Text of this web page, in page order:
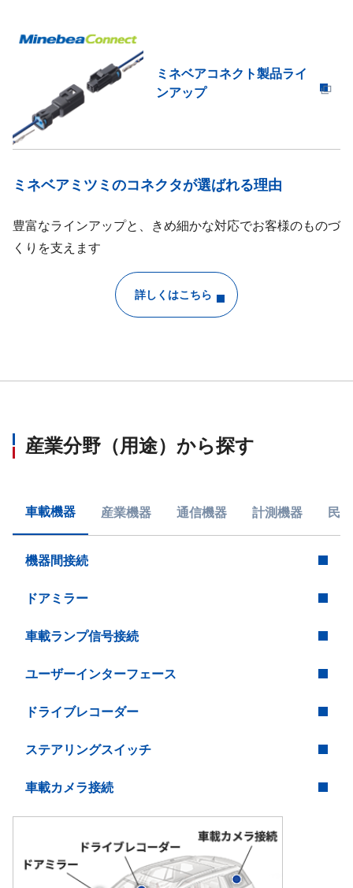
ミネベアコネクト製品ライ
ンアップ
ミネベアミツミのコネクタが選ばれる理由
豊富なラインアップと、きめ細かな対応でお客様のものづ
くりを支えます
詳しくはこちら
産業分野（用途）から探す
車載機器 産業機器 通信機器 計測機器 民
機器間接続
ドアミラー
車載ランプ信号接続
ユーザーインターフェース
ドライブレコーダー
ステアリングスイッチ
車載カメラ接続